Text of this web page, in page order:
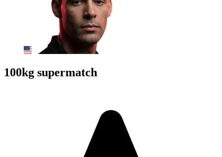
100kg supermatch